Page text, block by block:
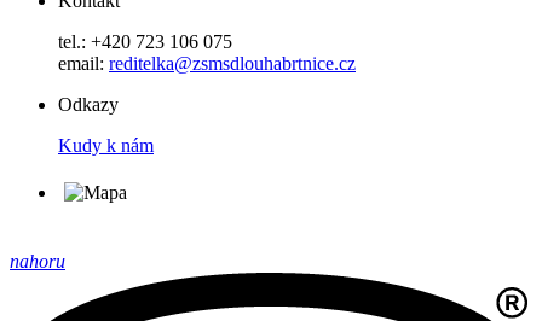
tel.: +420 723 106 075
email: reditelka@zsmsdlouhabrtnice.cz
Odkazy
Kudy k nám
nahoru